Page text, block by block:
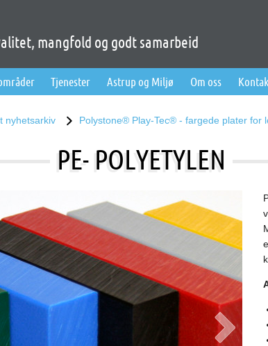
mangfold og godt samarbeid
Tjenester Astrup og Miljø Om oss
nyhetsarkiv Polystone® Play-Tec® - fargede plater for
PE- POLYETYLEN